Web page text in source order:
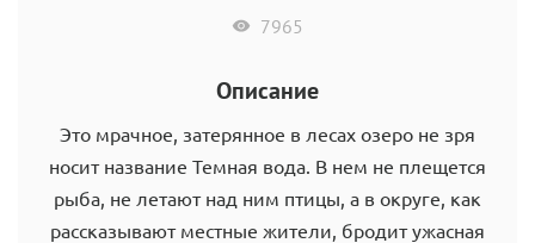
7965
Описание
Это мрачное, затерянное в лесах озеро не зря
носит название Темная вода. В нем не плещется
рыба, не летают над ним птицы, а в округе, как
рассказывают местные жители, бродит ужасная